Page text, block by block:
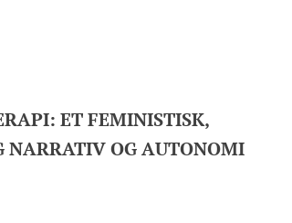
ET FEMINISTISK,
NARRATIV OG AUTONOMI